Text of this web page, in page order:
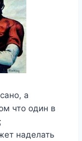
а
что один в
наделать